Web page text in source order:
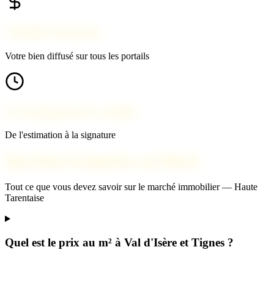
Votre bien diffusé sur tous les portails
De l'estimation à la signature
Tout ce que vous devez savoir sur le marché immobilier — Haute
Tarentaise
Quel est le prix au m² à Val d'Isère et Tignes ?